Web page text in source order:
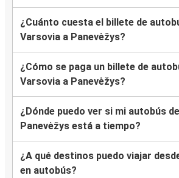
¿Cuánto cuesta el billete de
Varsovia a Panevėžys?
¿Cómo se paga un billete de
Varsovia a Panevėžys?
¿Dónde puedo ver si mi autobús
Panevėžys está a tiempo?
¿A qué destinos puedo viajar
en autobús?